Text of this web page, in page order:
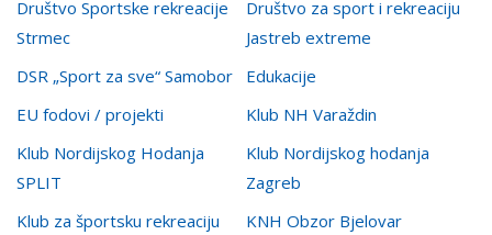
Društvo Sportske rekreacije
Strmec
Društvo za sport i rekreaciju
Jastreb extreme
DSR „Sport za sve“ Samobor
Edukacije
EU fodovi / projekti
Klub NH Varaždin
Klub Nordijskog Hodanja
SPLIT
Klub Nordijskog hodanja
Zagreb
Klub za športsku rekreaciju
KNH Obzor Bjelovar